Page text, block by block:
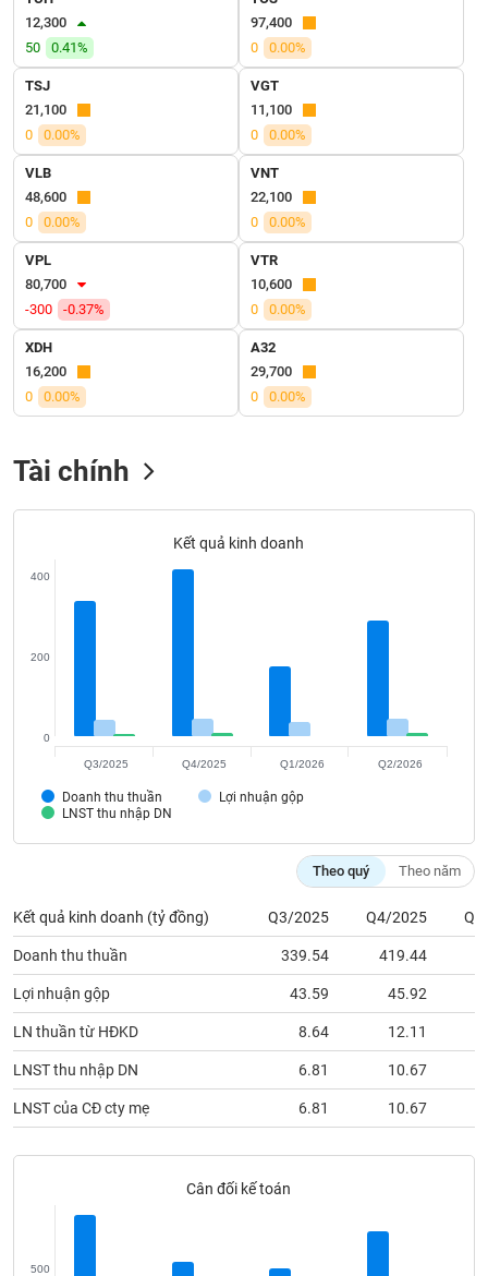
12,300
50
0.41%
97,400
0
0.00%
TSJ
21,100
0
0.00%
VGT
11,100
0
0.00%
VLB
48,600
0
0.00%
VNT
22,100
0
0.00%
VPL
80,700
-300
-0.37%
VTR
10,600
0
0.00%
XDH
16,200
0
0.00%
A32
29,700
0
0.00%
Tài chính
Kết quả kinh doanh
Doanh thu thuần
Lợi nhuận gộp
LNST thu nhập DN
0
200
400
Q3/2025 Q4/2025 Q1/2026 Q2/2026
Theo quý Theo năm
Kết quả kinh doanh (tỷ đồng) Q3/2025 Q4/2025
Doanh thu thuần 339.54 419.44
Lợi nhuận gộp 43.59 45.92
LN thuần từ HĐKD 8.64 12.11
LNST thu nhập DN 6.81 10.67
LNST của CĐ cty mẹ 6.81 10.67
Cân đối kế toán
500
VỤ
TRUYỀN
THÔNG
BẤT
ĐỘNG
SẢN
Mã
chứng
đạo
Bài
viết
tác
Báo
phân
tích
(-)
Thuật
ngữ
(-)